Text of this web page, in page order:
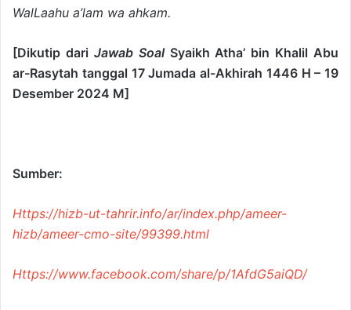
WalLaahu a’lam wa ahkam.
[Dikutip dari Jawab SoalSyaikh Atha’ bin Khalil Abu
ar-Rasytah tanggal 17 Jumada al-Akhirah 1446 H – 19
Desember 2024 M]
Sumber:
Https://hizb-ut-tahrir.info/ar/index.php/ameer-
hizb/ameer-cmo-site/99399.html
Https://www.facebook.com/share/p/1AfdG5aiQD/